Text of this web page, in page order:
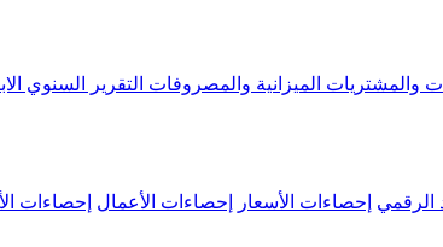
والمشتريات الميزانية والمصروفات التقرير السنوي
الرقمي إحصاءات الأسعار إحصاءات الأعمال إحصاءات